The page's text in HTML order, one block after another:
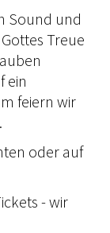
Sound und
Treue
ein
feiern wir
oder auf
- wir